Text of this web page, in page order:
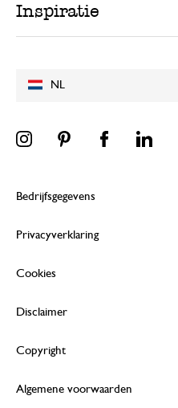
NL
Inspiratie
Bedrijfsgegevens
Privacyverklaring
Cookies
Disclaimer
Copyright
Algemene voorwaarden